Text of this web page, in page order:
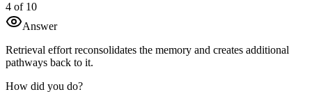
4 of 10
Answer
Retrieval effort reconsolidates the memory and creates additional
pathways back to it.
How did you do?